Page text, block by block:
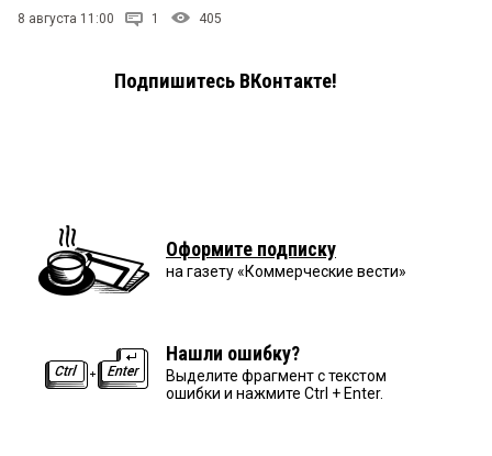
8 августа 11:00 1 405
Подпишитесь ВКонтакте!
Оформите подписку
на газету «Коммерческие вести»
Нашли ошибку?
Выделите фрагмент с текстом
ошибки и нажмите Ctrl + Enter.